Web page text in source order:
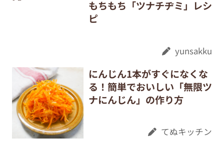
もちもち「ツナチヂミ」レシ
ピ
yunsakku
にんじん1本がすぐになくな
る！簡単でおいしい「無限ツ
ナにんじん」の作り方
てぬキッチン